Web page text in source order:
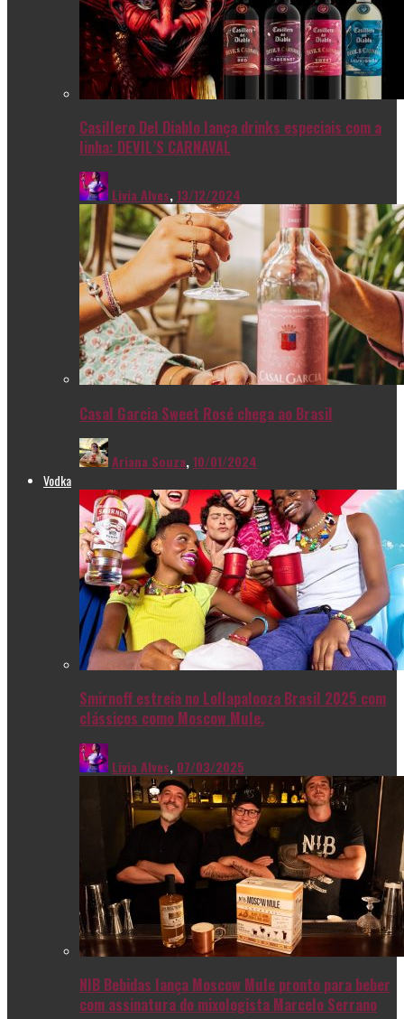
Casillero Del Diablo lança drinks especiais com a
linha: DEVIL’S CARNAVAL
Livia Alves,13/12/2024
Casal Garcia Sweet Rosé chega ao Brasil
Ariana Souza,10/01/2024
Vodka
Smirnoff estreia no Lollapalooza Brasil 2025 com
clássicos como Moscow Mule.
Livia Alves, 07/03/2025
NIB Bebidas lança Moscow Mule pronto para beber
com assinatura do mixologista Marcelo Serrano